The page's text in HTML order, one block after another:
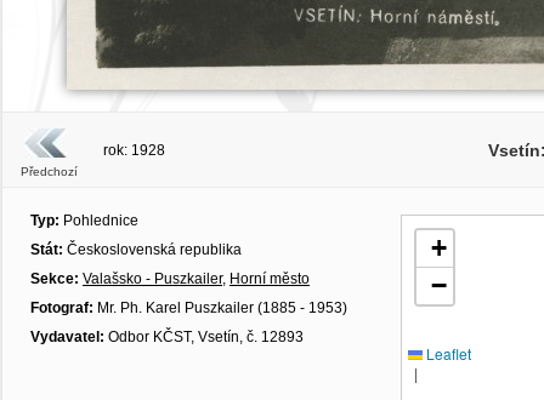
Předchozí
rok: 1928
Typ: Pohlednice
Stát: Československá republika
Sekce: Valašsko - Puszkailer, Horní město
Fotograf: Mr. Ph. Karel Puszkailer (1885 - 1953)
Vydavatel: Odbor KČST, Vsetín, č. 12893
+
−
Leaflet
|